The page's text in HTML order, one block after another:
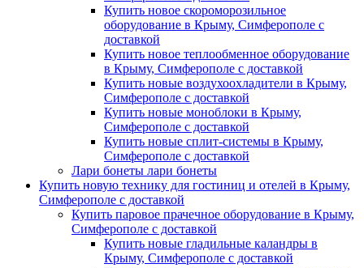
Купить новое скороморозильное
оборудование в Крыму, Симферополе с
доставкой
Купить новое теплообменное оборудование
в Крыму, Симферополе с доставкой
Купить новые воздухоохладители в Крыму,
Симферополе с доставкой
Купить новые моноблоки в Крыму,
Симферополе с доставкой
Купить новые сплит-системы в Крыму,
Симферополе с доставкой
Лари бонеты лари бонеты
Купить новую технику для гостиниц и отелей в Крыму,
Симферополе с доставкой
Купить паровое прачечное оборудование в Крыму,
Симферополе с доставкой
Купить новые гладильные каландры в
Крыму, Симферополе с доставкой